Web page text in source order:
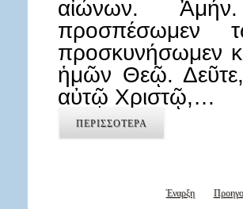
αἰώνων.
προσπέσωμεν
προσκυνήσωμεν
ἡμῶν Θεῷ.
αὐτῷ Χριστῷ,…
ΠΕΡΙΣΣΟΤΕΡΑ
Έναρξη